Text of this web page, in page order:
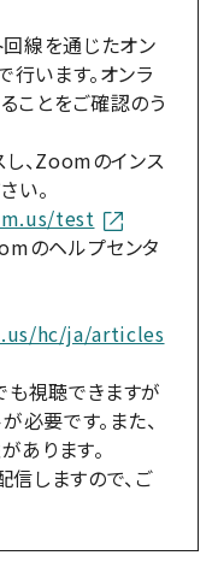
線を通じたオン
行います。オンラ
ことをご確認のう
、Zoomのインス
い。
test
のヘルプセンタ
hc/ja/articles
も視聴できますが
必要です。また、
あります。
しますので、ご